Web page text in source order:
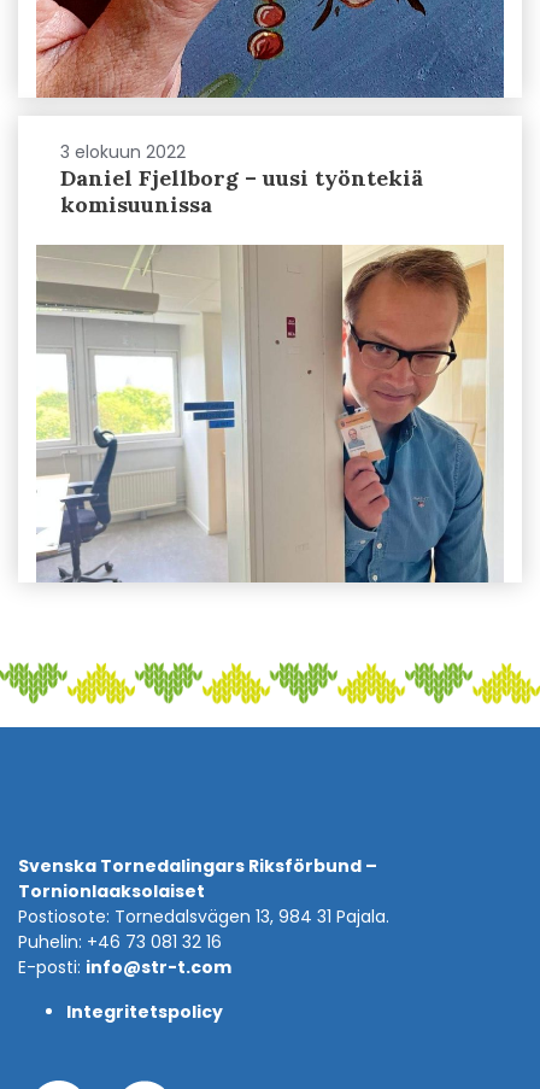
3 elokuun 2022
Daniel Fjellborg – uusi työntekiä
komisuunissa
Svenska Tornedalingars Riksförbund –
Tornionlaaksolaiset
Postiosote: Tornedalsvägen 13, 984 31 Pajala.
Puhelin: +46 73 081 32 16
E-posti: info@str-t.com
Integritetspolicy